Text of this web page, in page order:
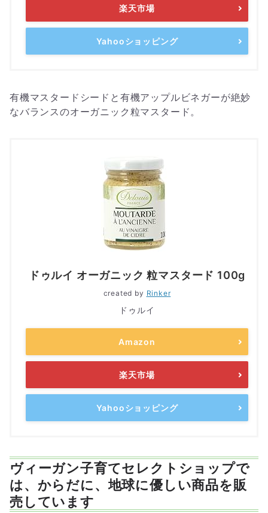
楽天市場
Yahooショッピング
有機マスタードシードと有機アップルビネガーが絶妙
なバランスのオーガニック粒マスタード。
ドゥルイ オーガニック 粒マスタード 100g
created by Rinker
ドゥルイ
Amazon
楽天市場
Yahooショッピング
ヴィーガン子育てセレクトショップで
は、からだに、地球に優しい商品を販
売しています